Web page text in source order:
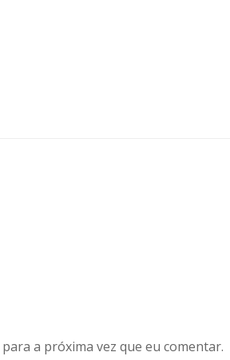
a próxima vez que eu comentar.